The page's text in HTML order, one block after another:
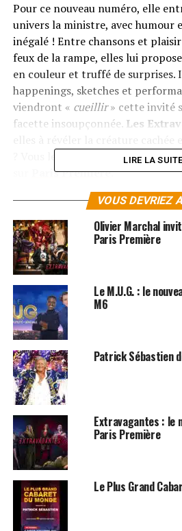
Pour ce nouveau numéro, elle
univers la ministre, avec humour
inégalé ! Entre chansons et
feux de la rampe, elles lui
en couleur et truffé de surprises.
happenings, sketches et
viendront « cueillir» cette invité
facette insoupçonnée. Les
? Vous le saurez le samedi 26
Paris Première.
LES LIVRES DE MARLÈNE
DIPSONIBLES
SUJETS ASSOCIÉS:
PATRICK SEBASTIEN
LIRE LA SUITE
VOUS DEVRIEZ
Olivier Marchal
Paris Première
Le M.U.G. : le
M6
Patrick Sébastien
Extravagantes : le
Paris Première
Le Plus Grand